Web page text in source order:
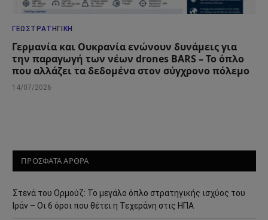
ΓΕΩΣΤΡΑΤΗΓΙΚΉ
Γερμανία και Ουκρανία ενώνουν δυνάμεις για
την παραγωγή των νέων drones BARS – Το όπλο
που αλλάζει τα δεδομένα στον σύγχρονο πόλεμο
14/07/2026
ΠΡΟΣΦΑΤΑ ΑΡΘΡΑ
Στενά του Ορμούζ: Το μεγάλο όπλο στρατηγικής ισχύος του
Ιράν – Οι 6 όροι που θέτει η Τεχεράνη στις ΗΠΑ